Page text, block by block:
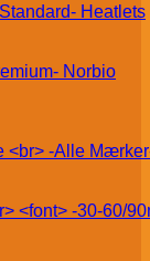
Heatlets
Norbio